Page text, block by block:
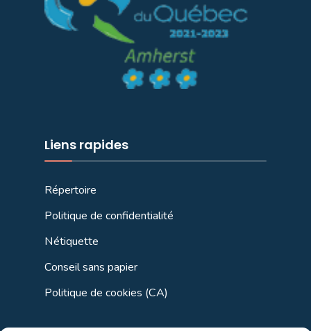
Liens rapides
Répertoire
Politique de confidentialité
Nétiquette
Conseil sans papier
Politique de cookies (CA)